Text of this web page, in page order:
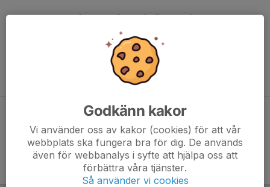
Ingen spelarstatistik sparad
När ni fyller i uppställning på respektive match visas statistiken
automatiskt på denna sida
Godkänn kakor
Vi använder oss av kakor (cookies) för att vår
webbplats ska fungera bra för dig. De används
även för webbanalys i syfte att hjälpa oss att
förbättra våra tjänster.
Så använder vi cookies